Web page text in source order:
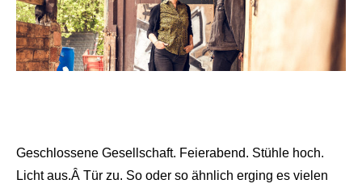
Geschlossene Gesellschaft. Feierabend. Stühle hoch.
Licht aus.Â Tür zu. So oder so ähnlich erging es vielen